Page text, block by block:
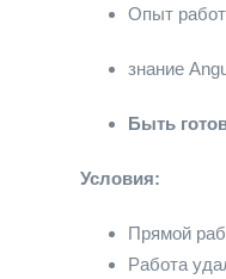
Опыт
знание
Быть
Условия:
Прямой
Работа